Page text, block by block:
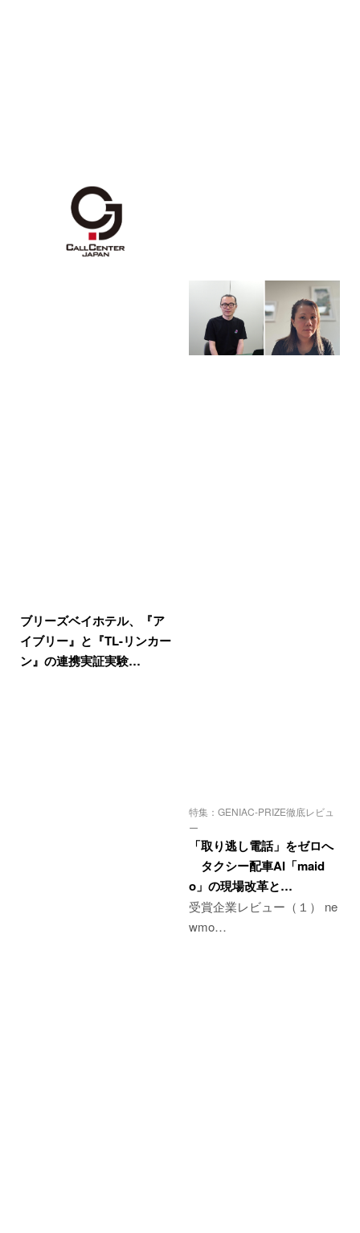
ブリーズベイホテル、『ア
イブリー』と『TL-リンカー
ン』の連携実証実験…
特集：GENIAC-PRIZE徹底レビュ
ー
「取り逃し電話」をゼロへ
タクシー配車AI「maid
o」の現場改革と…
受賞企業レビュー（１） ne
wmo…